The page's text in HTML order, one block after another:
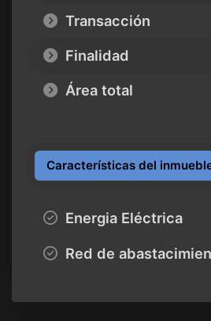
Transacción
Finalidad
Área total
Características del
Energia Eléctrica
Red de